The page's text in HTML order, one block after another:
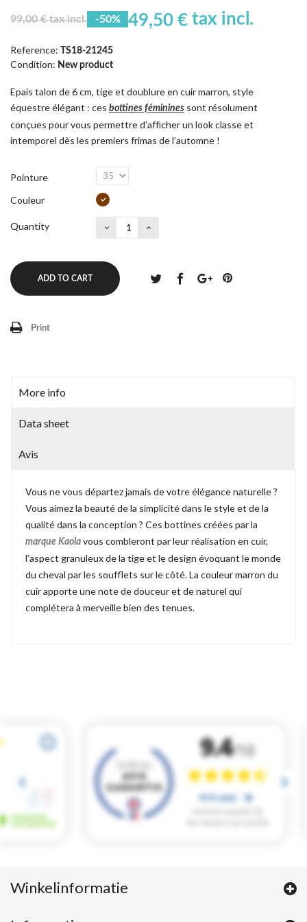
99,00 € tax incl. -50% 49,50 € tax incl.
Reference: TS18-21245
Condition: New product
Epais talon de 6 cm, tige et doublure en cuir marron, style
équestre élégant : ces bottines féminines sont résolument
conçues pour vous permettre d’afficher un look classe et
intemporel dès les premiers frimas de l’automne !
Pointure
Couleur
Quantity
ADD TO CART
Print
More info
Data sheet
Avis
Vous ne vous départez jamais de votre élégance naturelle ?
Vous aimez la beauté de la simplicité dans le style et de la
qualité dans la conception ? Ces bottines créées par la
marque Kaola vous combleront par leur réalisation en cuir,
l’aspect granuleux de la tige et le design évoquant le monde
du cheval par les soufflets sur le côté. La couleur marron du
cuir apporte une note de douceur et de naturel qui
complétera à merveille bien des tenues.
Winkelinformatie